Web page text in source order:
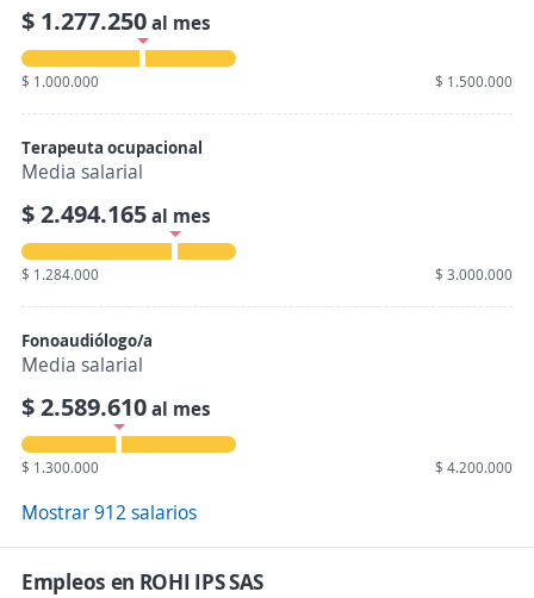
$ 1.277.250al mes
$ 1.000.000 $ 1.500.000
Terapeuta ocupacional
Media salarial
$ 2.494.165al mes
$ 1.284.000 $ 3.000.000
Fonoaudiólogo/a
Media salarial
$ 2.589.610al mes
$ 1.300.000 $ 4.200.000
Mostrar 912 salarios
Empleos en ROHI IPS SAS